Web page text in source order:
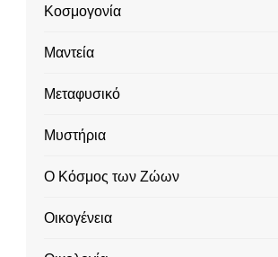
Κοσμογονία
Μαντεία
Μεταφυσικό
Μυστήρια
Ο Κόσμος των Ζώων
Οικογένεια